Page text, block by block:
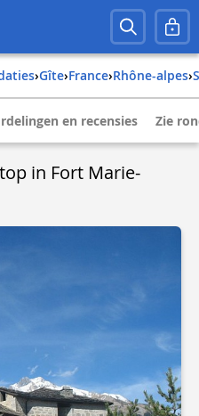
› Gîte› france› rhône-alpes›
en recensies Zie
in Fort Marie-